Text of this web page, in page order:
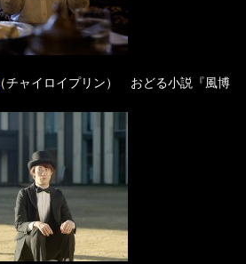
（チャイロイプリン） おどる小説『風博